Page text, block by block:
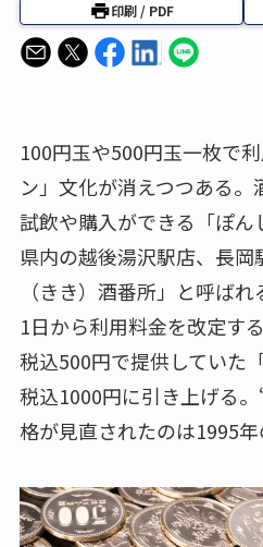
印刷 / PDF
100円玉や500円玉一枚で
ン」文化が消えつつある
試飲や購入ができる「ぽ
県内の越後湯沢駅店、長
（きき）酒番所」と呼ば
1日から利用料金を改定す
税込500円で提供していた
税込1000円に引き上げる
格が見直されたのは1995年